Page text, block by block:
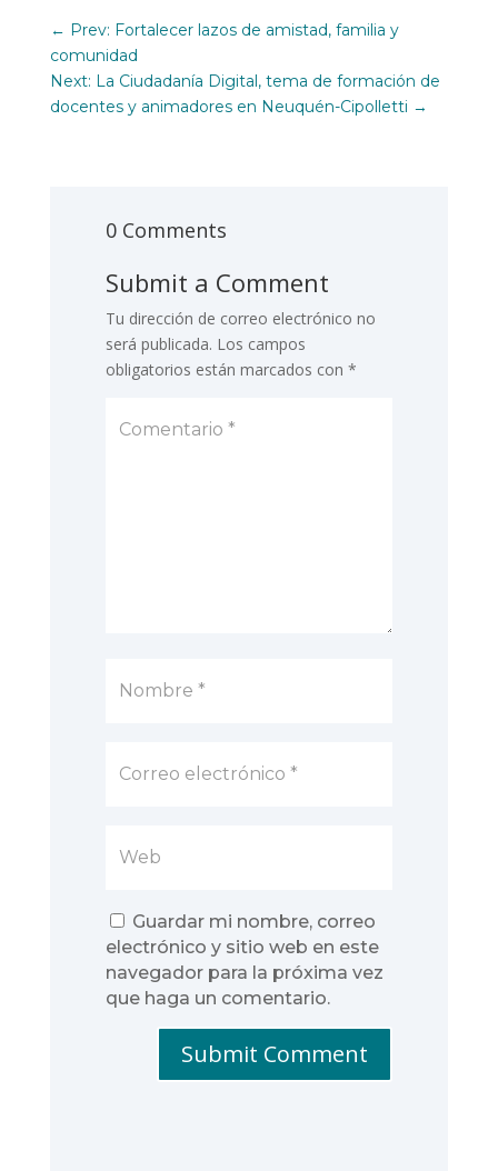
← Prev: Fortalecer lazos de amistad, familia y
comunidad
Next: La Ciudadanía Digital, tema de formación de
docentes y animadores en Neuquén-Cipolletti →
0 Comments
Submit a Comment
Tu dirección de correo electrónico no
será publicada. Los campos
obligatorios están marcados con *
Guardar mi nombre, correo
electrónico y sitio web en este
navegador para la próxima vez
que haga un comentario.
Submit Comment